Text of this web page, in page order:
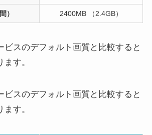
） 2400MB （2.4GB）
ビスのデフォルト画質と比較すると
す。
ビスのデフォルト画質と比較すると
す。